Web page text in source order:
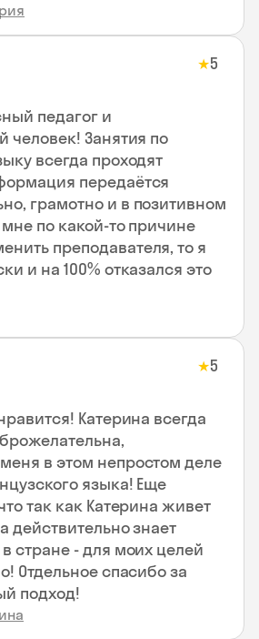
★5
педагог и
человек! Занятия по
всегда проходят
передаётся
грамотно и в позитивном
по какой-то причине
преподавателя, то я
и на 100% отказался это
★5
Катерина всегда
в этом непростом деле
языка! Еще
так как Катерина живет
действительно знает
стране - для моих целей
Отдельное спасибо за
подход!